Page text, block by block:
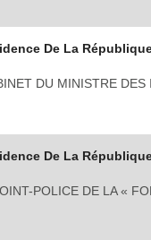
De La
DU MINISTRE
De La
POLICE DE LA «